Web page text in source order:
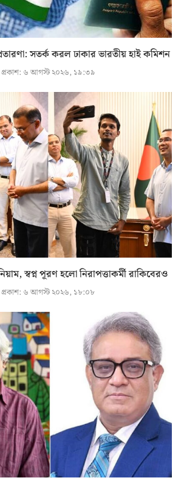
সতর্ক করল ঢাকার ভারতীয় হাই কমিশন
প্রকাশ: ৬ আগস্ট ২০২৬, ১৯:৩৯
স্বপ্ন পূরণ হলো নিরাপত্তাকর্মী রাকিবেরও
প্রকাশ: ৬ আগস্ট ২০২৬, ১৮:০৮